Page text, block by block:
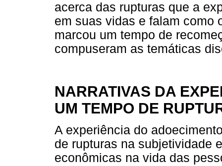
acerca das rupturas que a
em suas vidas e falam como
marcou um tempo de
compuseram as temáticas
NARRATIVAS DA
UM TEMPO DE
A experiência do
de rupturas na subjetividade
econômicas na vida das